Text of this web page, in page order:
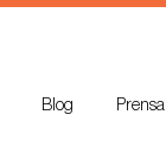
Blog Prensa